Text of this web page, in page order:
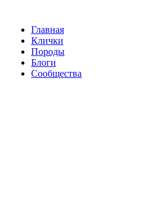
Главная
Клички
Породы
Блоги
Сообщества